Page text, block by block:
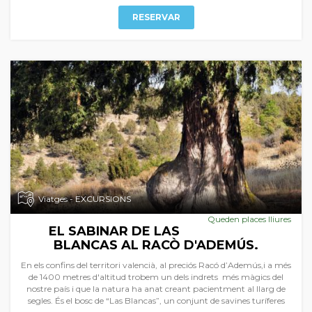
RESERVAR
Viatges - EXCURSIONS
Queden places lliures
EL SABINAR DE LAS
BLANCAS AL RACÒ D'ADEMÚS.
En els confins del territori valencià, al preciós Racó d’Ademús,i a més
de 1400 metres d'altitud trobem un dels indrets més màgics del
nostre país i que la natura ha anat creant pacientment al llarg de
segles. És el bosc de “Las Blancas”, un conjunt de savines turíferes